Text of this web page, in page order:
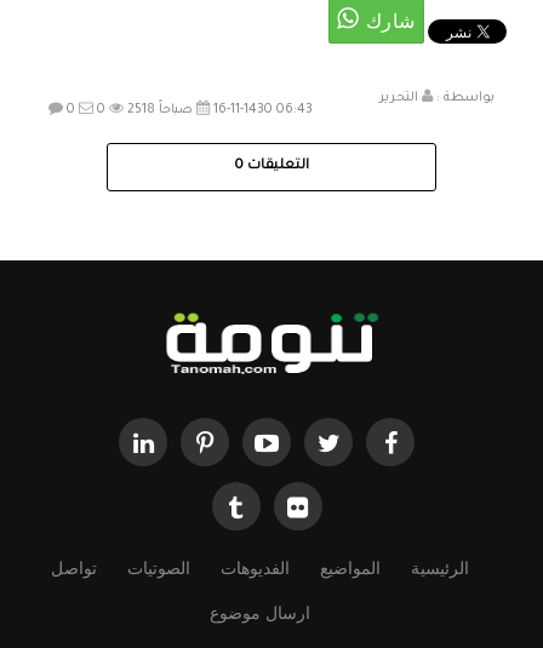
بواسطة :
التحرير
16-11-1430 06:43 صباحاً
0 0 2518
التعليقات 0
الرئيسية المواضيع الفديوهات الصوتيات تواصل
ارسال موضوع